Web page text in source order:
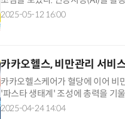
보하고 있다는 평가다. 12일 관련
2025-05-12 16:00
카카오헬스, 비만관리 서비
카카오헬스케어가 혈당에 이어 비
'파스타 생태계' 조성에 총력을 기
비만관리 서비스 '파스타 피노어
2025-04-24 14:04